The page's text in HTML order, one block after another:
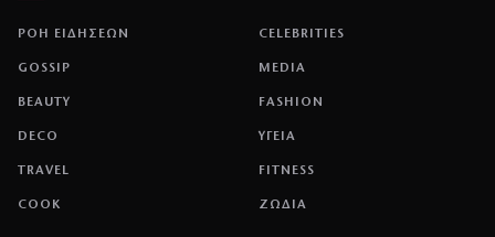
ΡΟΗ ΕΙΔΗΣΕΩΝ CELEBRITIES
GOSSIP MEDIA
BEAUTY FASHION
DECO ΥΓΕΙΑ
TRAVEL FITNESS
COOK ΖΩΔΙΑ